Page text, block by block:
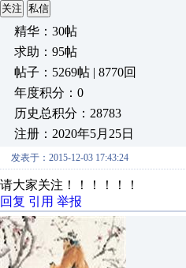
关注 私信
精华：30帖
求助：95帖
帖子：5269帖 | 8770回
年度积分：0
历史总积分：28783
注册：2020年5月25日
发表于：2015-12-03 17:43:24
请大家关注！！！！！！
回复 引用 举报